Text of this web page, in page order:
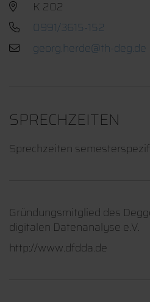
K 202
0991/3615-152
SPRECHZEITEN
Sprechzeiten
Gründungsmitglied des
digitalen Datenanalyse e.V.
http://www.dfdda.de